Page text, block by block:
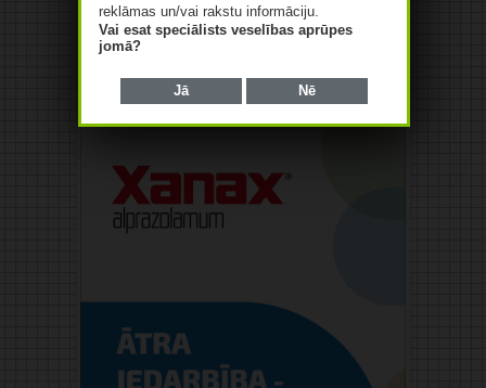
reklāmas un/vai rakstu informāciju.
Vai esat speciālists veselības aprūpes
jomā?
Jā Nē